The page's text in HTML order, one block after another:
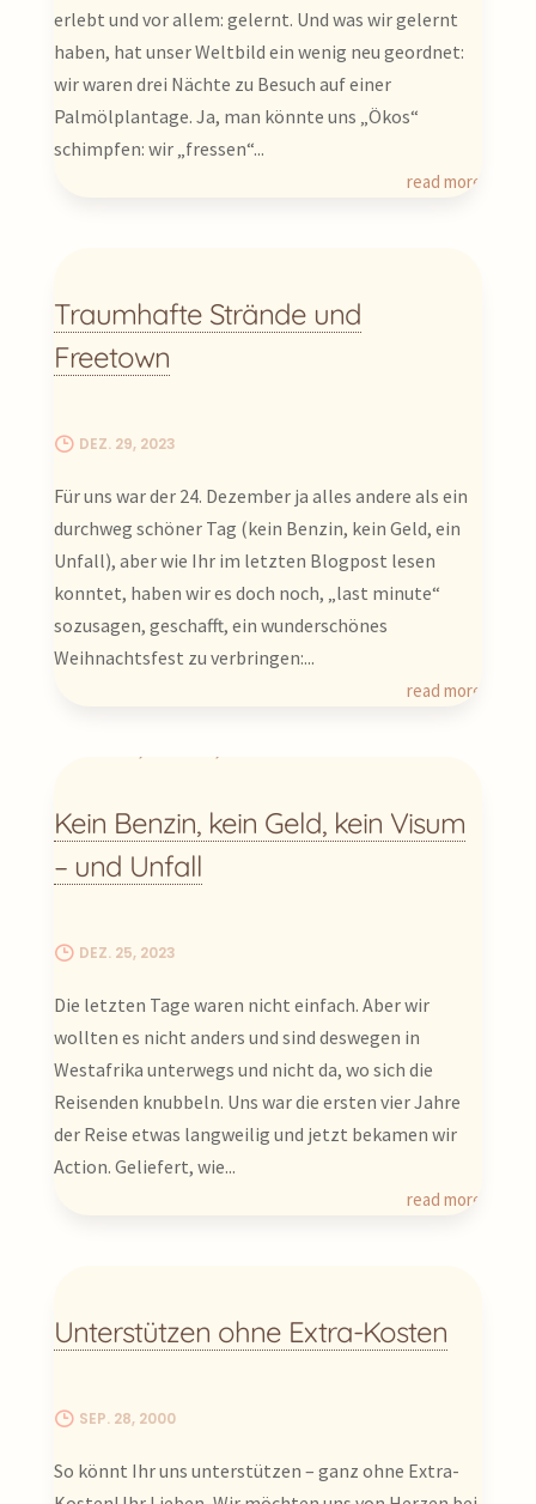
inspirieren!
erlebt und vor allem: gelernt. Und was wir gelernt
haben, hat unser Weltbild ein wenig neu geordnet:
wir waren drei Nächte zu Besuch auf einer
Palmölplantage. Ja, man könnte uns „Ökos“
schimpfen: wir „fressen“...
read more
Traumhafte Strände und
Freetown
DEZ. 29, 2023
Für uns war der 24. Dezember ja alles andere als ein
durchweg schöner Tag (kein Benzin, kein Geld, ein
Unfall), aber wie Ihr im letzten Blogpost lesen
konntet, haben wir es doch noch, „last minute“
sozusagen, geschafft, ein wunderschönes
Weihnachtsfest zu verbringen:...
read more
Kein Benzin, kein Geld, kein Visum
– und Unfall
DEZ. 25, 2023
Die letzten Tage waren nicht einfach. Aber wir
wollten es nicht anders und sind deswegen in
Westafrika unterwegs und nicht da, wo sich die
Reisenden knubbeln. Uns war die ersten vier Jahre
der Reise etwas langweilig und jetzt bekamen wir
Action. Geliefert, wie...
read more
Unterstützen ohne Extra-Kosten
SEP. 28, 2000
So könnt Ihr uns unterstützen – ganz ohne Extra-